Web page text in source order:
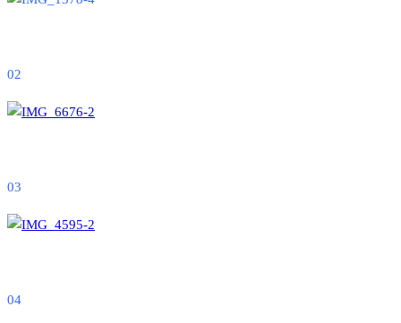
02
03
04